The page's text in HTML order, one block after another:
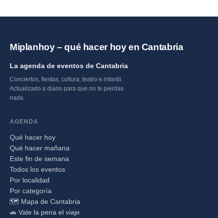
Miplanhoy – qué hacer hoy en Cantabria
La agenda de eventos de Cantabria
Conciertos, fiestas, cultura, teatro e infantil.
Actualizado a diario para que no te pierdas
nada.
AGENDA
Qué hacer hoy
Qué hacer mañana
Este fin de semana
Todos los eventos
Por localidad
Por categoría
🗺️ Mapa de Cantabria
🚗 Vale la pena el viaje